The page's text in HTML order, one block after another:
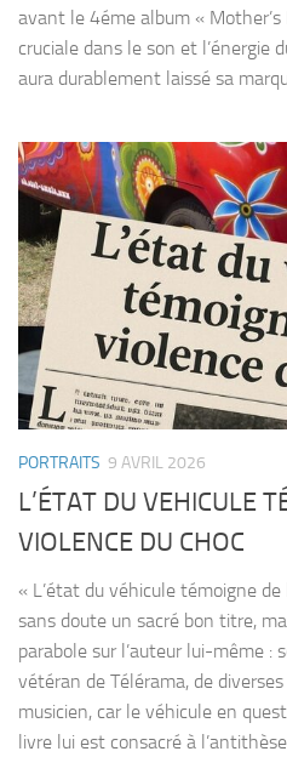
avant le 4éme album «
cruciale dans le son et l’énergie
aura durablement laissé sa
PORTRAITS 9 AVRIL 2026
L’ÉTAT DU VEHICULE
VIOLENCE DU CHOC
« L’état du véhicule témoigne
sans doute un sacré bon titre,
parabole sur l’auteur lui-même :
vétéran de Télérama, de
musicien, car le véhicule en
livre lui est consacré à